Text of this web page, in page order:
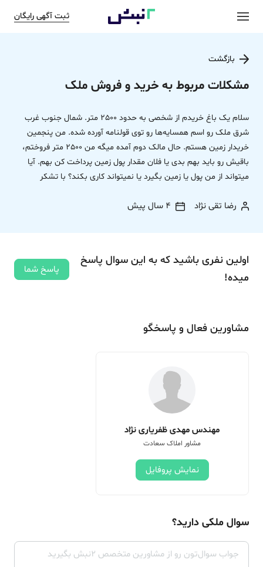
ثبت آگهی رایگان
بازگشت
مشکلات مربوط به خرید و فروش ملک
سلام یک باغ خریدم از شخصی به حدود 2500 متر. شمال جنوب غرب
شرق ملک رو اسم همسایه‌ها رو توی قولنامه آورده شده. من پنجمین
خریدار زمین هستم. حال مالک دوم آمده میگه من 2500 متر فروختم،
باقیش رو باید بهم بدی یا فلان مقدار پول زمین پرداخت کن بهم. آیا
میتواند از من پول یا زمین بگیرد یا نمیتواند کاری بکند؟ با تشکر
رضا تقی نژاد 4 سال پیش
اولین نفری باشید که به این سوال پاسخ
میده!
پاسخ شما
مشاورین فعال و پاسخگو
مهندس مهدی ظفریاری نژاد
مشاور املاک سعادت
نمایش پروفایل
سوال ملکی دارید؟